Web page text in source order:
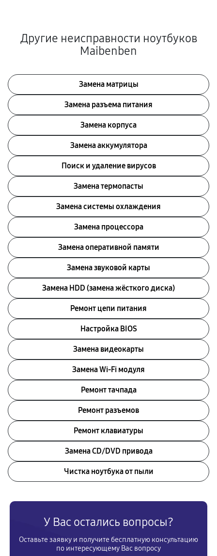
Другие неисправности ноутбуков
Maibenben
Замена матрицы
Замена разъема питания
Замена корпуса
Замена аккумулятора
Поиск и удаление вирусов
Замена термопасты
Замена системы охлаждения
Замена процессора
Замена оперативной памяти
Замена звуковой карты
Замена HDD (замена жёсткого диска)
Ремонт цепи питания
Настройка BIOS
Замена видеокарты
Замена Wi-Fi модуля
Ремонт тачпада
Ремонт разъемов
Ремонт клавиатуры
Замена CD/DVD привода
Чистка ноутбука от пыли
У Вас остались вопросы?
Оставьте заявку и получите бесплатную консультацию
по интересующему Вас вопросу